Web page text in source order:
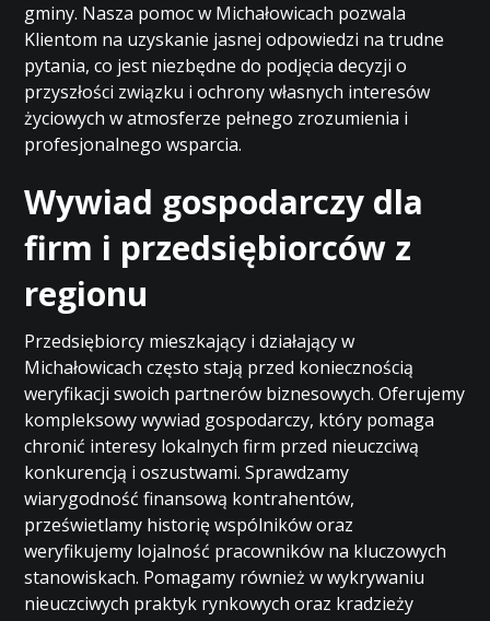
gminy. Nasza pomoc w Michałowicach pozwala
Klientom na uzyskanie jasnej odpowiedzi na trudne
pytania, co jest niezbędne do podjęcia decyzji o
przyszłości związku i ochrony własnych interesów
życiowych w atmosferze pełnego zrozumienia i
profesjonalnego wsparcia.
Wywiad gospodarczy dla
firm i przedsiębiorców z
regionu
Przedsiębiorcy mieszkający i działający w
Michałowicach często stają przed koniecznością
weryfikacji swoich partnerów biznesowych. Oferujemy
kompleksowy wywiad gospodarczy, który pomaga
chronić interesy lokalnych firm przed nieuczciwą
konkurencją i oszustwami. Sprawdzamy
wiarygodność finansową kontrahentów,
prześwietlamy historię wspólników oraz
weryfikujemy lojalność pracowników na kluczowych
stanowiskach. Pomagamy również w wykrywaniu
nieuczciwych praktyk rynkowych oraz kradzieży